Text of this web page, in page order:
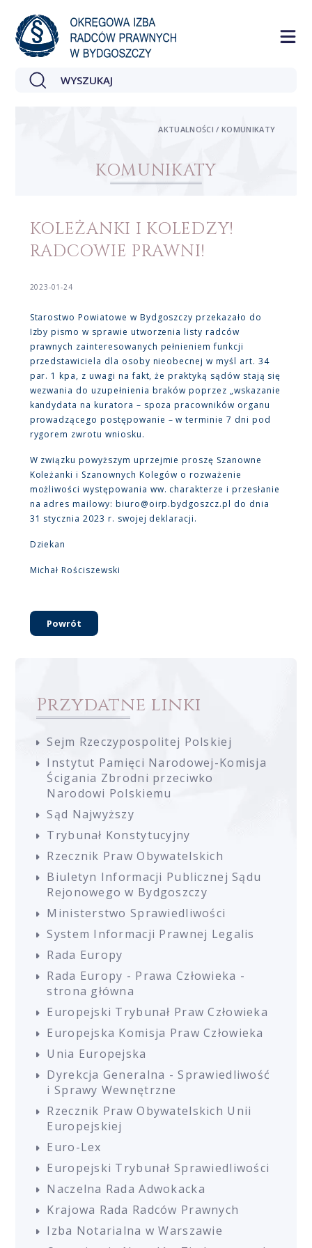
KOMUNIKATY
AKTUALNOŚCI / KOMUNIKATY
KOLEŻANKI I KOLEDZY!
RADCOWIE PRAWNI!
2023-01-24
Starostwo Powiatowe w Bydgoszczy przekazało do
Izby pismo w sprawie utworzenia listy radców
prawnych zainteresowanych pełnieniem funkcji
przedstawiciela dla osoby nieobecnej w myśl art. 34
par. 1 kpa, z uwagi na fakt, że praktyką sądów stają się
wezwania do uzupełnienia braków poprzez „wskazanie
kandydata na kuratora – spoza pracowników organu
prowadzącego postępowanie – w terminie 7 dni pod
rygorem zwrotu wniosku.
W związku powyższym uprzejmie proszę Szanowne
Koleżanki i Szanownych Kolegów o rozważenie
możliwości występowania ww. charakterze i przesłanie
na adres mailowy: biuro@oirp.bydgoszcz.pl do dnia
31 stycznia 2023 r. swojej deklaracji.
Dziekan
Michał Rościszewski
Powrót
Przydatne linki
Sejm Rzeczypospolitej Polskiej
Instytut Pamięci Narodowej-Komisja
Ścigania Zbrodni przeciwko
Narodowi Polskiemu
Sąd Najwyższy
Trybunał Konstytucyjny
Rzecznik Praw Obywatelskich
Biuletyn Informacji Publicznej Sądu
Rejonowego w Bydgoszczy
Ministerstwo Sprawiedliwości
System Informacji Prawnej Legalis
Rada Europy
Rada Europy - Prawa Człowieka -
strona główna
Europejski Trybunał Praw Człowieka
Europejska Komisja Praw Człowieka
Unia Europejska
Dyrekcja Generalna - Sprawiedliwość
i Sprawy Wewnętrzne
Rzecznik Praw Obywatelskich Unii
Europejskiej
Euro-Lex
Europejski Trybunał Sprawiedliwości
Naczelna Rada Adwokacka
Krajowa Rada Radców Prawnych
Izba Notarialna w Warszawie